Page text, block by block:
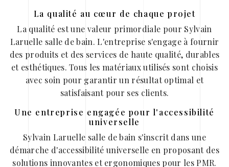
La qualité au cœur de chaque projet
La qualité est une valeur primordiale pour Sylvain
Laruelle salle de bain. L'entreprise s'engage à fournir
des produits et des services de haute qualité, durables
et esthétiques. Tous les matériaux utilisés sont choisis
avec soin pour garantir un résultat optimal et
satisfaisant pour ses clients.
Une entreprise engagée pour l'accessibilité
universelle
Sylvain Laruelle salle de bain s'inscrit dans une
démarche d'accessibilité universelle en proposant des
solutions innovantes et ergonomiques pour les PMR.